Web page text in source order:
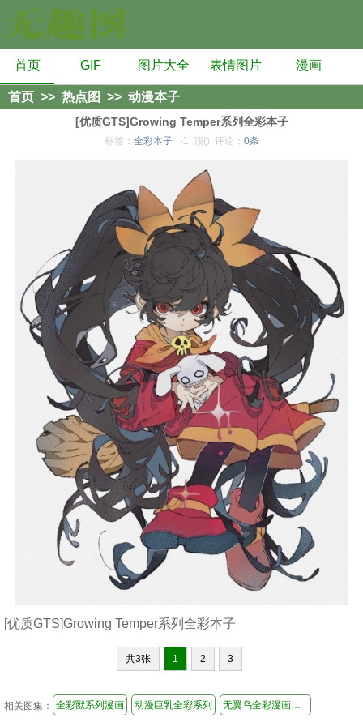
首页 GIF 图片大全 表情图片 漫画
首页 >> 热点图 >> 动漫本子
[优质GTS]Growing Temper系列全彩本子
标签： 全彩本子 -1 顶() 评论： 0条
[优质GTS]Growing Temper系列全彩本子
共3张 1 2 3
相关图集： 全彩獸系列漫画 动漫巨乳全彩系列 无翼乌全彩漫画挤奶百合